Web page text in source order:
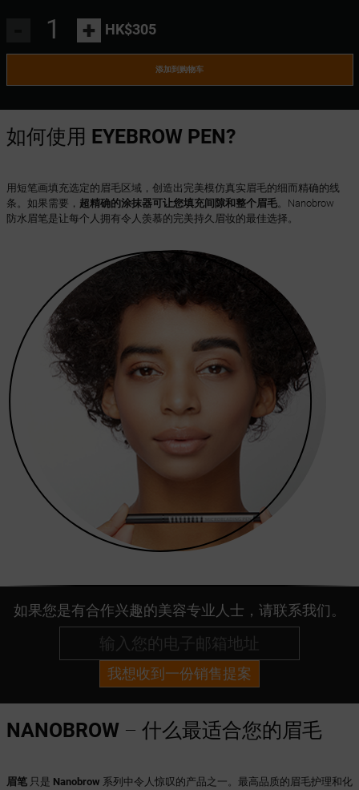
+ HK$305
添加到购物车
如何使用 EYEBROW PEN?
用短笔画填充选定的眉毛区域，创造出完美模仿真实眉毛的细而精确的线
条。如果需要， 超精确的涂抹器可让您填充间隙和整个眉毛。Nanobrow
防水眉笔是让每个人拥有令人羡慕的完美持久眉妆的最佳选择。
如果您是有合作兴趣的美容专业人士，请联系我们。
我想收到一份销售提案
NANOBROW– 什么最适合您的眉毛
眉笔只是 Nanobrow 系列中令人惊叹的产品之一。最高品质的眉毛护理和化